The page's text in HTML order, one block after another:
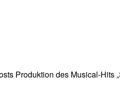
Produktion des Musical-Hits